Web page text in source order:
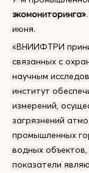
экомониторинга»
июня.
«ВНИИФТРИ
связанных с
научным
институт
измерений,
загрязнений
промышленных
водных
показатели